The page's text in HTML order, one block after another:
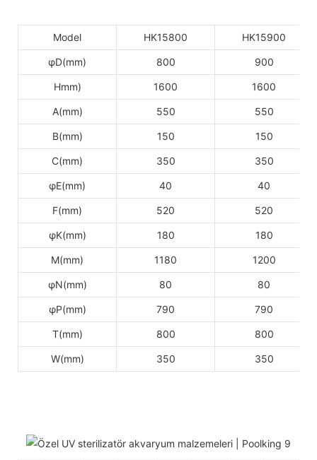
Model HK15800 HK15900
φD(mm) 800 900
Hmm) 1600 1600
A(mm) 550 550
B(mm) 150 150
C(mm) 350 350
φE(mm) 40 40
F(mm) 520 520
φK(mm) 180 180
M(mm) 1180 1200
φN(mm) 80 80
φP(mm) 790 790
T(mm) 800 800
W(mm) 350 350